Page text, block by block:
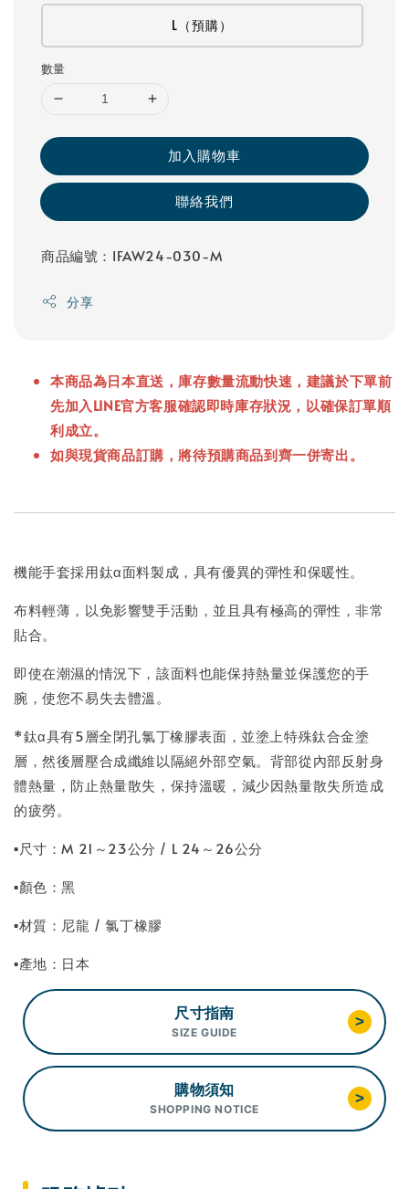
L（預購）
數量
加入購物車
聯絡我們
商品編號：IFAW24-030-M
分享
本商品為日本直送， 庫存數量流動快速， 建議於下單前
先加入LINE官方客服確認即時庫存狀況，以確保訂單順
利成立。
如與現貨商品訂購，將待預購商品到齊一併寄出。
機能手套採用鈦α面料製成，具有優異的彈性和保暖性。
布料輕薄，以免影響雙手活動，並且具有極高的彈性，非常
貼合。
即使在潮濕的情況下，該面料也能保持熱量並保護您的手
腕，使您不易失去體溫。
*鈦α具有5層全閉孔氯丁橡膠表面，並塗上特殊鈦合金塗
層，然後層壓合成纖維以隔絕外部空氣。背部從內部反射身
體熱量，防止熱量散失，保持溫暖，減少因熱量散失所造成
的疲勞。
▪尺寸：M 21～23公分 / L 24～26公分
▪顏色：黑
▪材質：尼龍 / 氯丁橡膠
▪產地：日本
尺寸指南
SIZE GUIDE
>
購物須知
SHOPPING NOTICE
>